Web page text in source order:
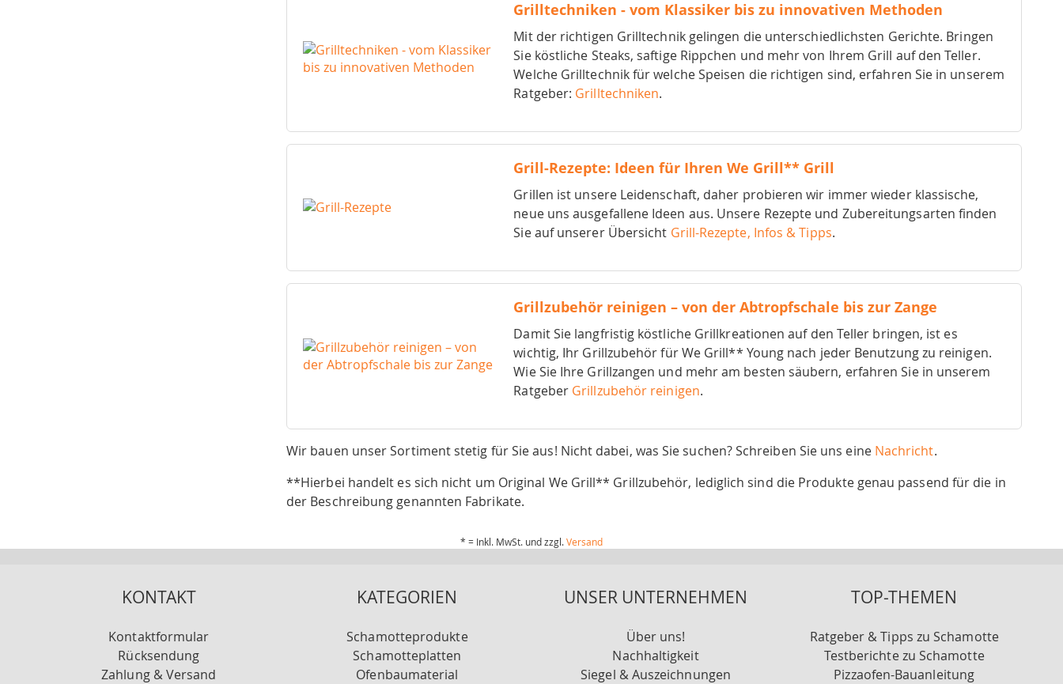
Grilltechniken - vom Klassiker bis zu innovativen Methoden
Mit der richtigen Grilltechnik gelingen die unterschiedlichsten Gerichte. Bringen
Sie köstliche Steaks, saftige Rippchen und mehr von Ihrem Grill auf den Teller.
Welche Grilltechnik für welche Speisen die richtigen sind, erfahren Sie in unserem
Ratgeber: Grilltechniken.
Grill-Rezepte: Ideen für Ihren We Grill** Grill
Grillen ist unsere Leidenschaft, daher probieren wir immer wieder klassische,
neue uns ausgefallene Ideen aus. Unsere Rezepte und Zubereitungsarten finden
Sie auf unserer Übersicht Grill-Rezepte, Infos & Tipps.
Grillzubehör reinigen – von der Abtropfschale bis zur Zange
Damit Sie langfristig köstliche Grillkreationen auf den Teller bringen, ist es
wichtig, Ihr Grillzubehör für We Grill** Young nach jeder Benutzung zu reinigen.
Wie Sie Ihre Grillzangen und mehr am besten säubern, erfahren Sie in unserem
Ratgeber Grillzubehör reinigen.
Wir bauen unser Sortiment stetig für Sie aus! Nicht dabei, was Sie suchen? Schreiben Sie uns eine Nachricht.
**Hierbei handelt es sich nicht um Original We Grill** Grillzubehör, lediglich sind die Produkte genau passend für die in
der Beschreibung genannten Fabrikate.
* = Inkl. MwSt. und zzgl.Versand
KONTAKT
Kontaktformular
Rücksendung
Zahlung & Versand
KATEGORIEN
Schamotteprodukte
Schamotteplatten
Ofenbaumaterial
UNSER UNTERNEHMEN
Über uns!
Nachhaltigkeit
Siegel & Auszeichnungen
TOP-THEMEN
Ratgeber & Tipps zu Schamotte
Testberichte zu Schamotte
Pizzaofen-Bauanleitung